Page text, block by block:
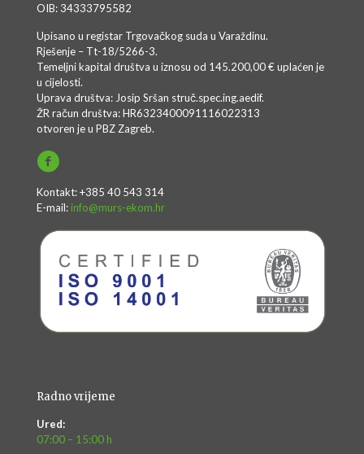
OIB: 34333795582
Upisano u registar Trgovačkog suda u Varaždinu.
Rješenje – Tt-18/5266-3.
Temeljni kapital društva u iznosu od 145.200,00 € uplaćen je
u cijelosti.
Uprava društva: Josip Sršan struč.spec.ing.aedif.
ŽR račun društva: HR6323400091116022313
otvoren je u PBZ Zagreb.
Kontakt: +385 40 543 314
E-mail: info@murs-ekom.hr
Radno vrijeme
Ured:
07:00 – 15:00 h